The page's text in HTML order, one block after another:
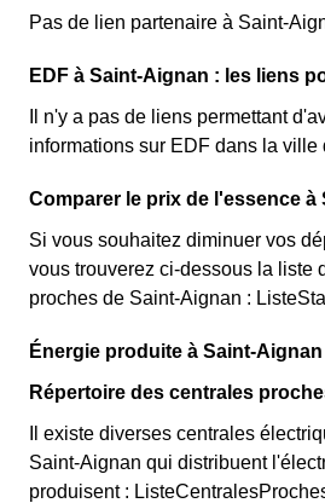
Pas de lien partenaire à Saint-
EDF à Saint-Aignan : les liens
Il n'y a pas de liens permettant
informations sur EDF dans la ville
Comparer le prix de l'essence à
Si vous souhaitez diminuer vos
vous trouverez ci-dessous la liste
proches de Saint-Aignan :
Énergie produite à Saint-Aignan
Répertoire des centrales
Il existe diverses centrales
Saint-Aignan qui distribuent
produisent :